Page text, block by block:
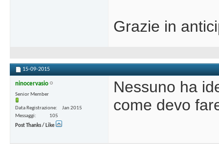
Grazie in
15-09-2015
ninocervasio
Senior Member
Data Registrazione
Jan 2015
Messaggi
105
Post Thanks / Like
Nessuno ha
come devo